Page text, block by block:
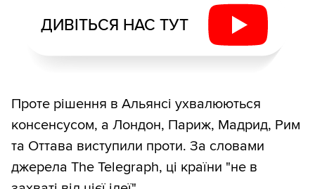
ДИВІТЬСЯ НАС ТУТ
Проте рішення в Альянсі ухвалюються
консенсусом, а Лондон, Париж, Мадрид, Рим
та Оттава виступили проти. За словами
джерела The Telegraph, ці країни "не в